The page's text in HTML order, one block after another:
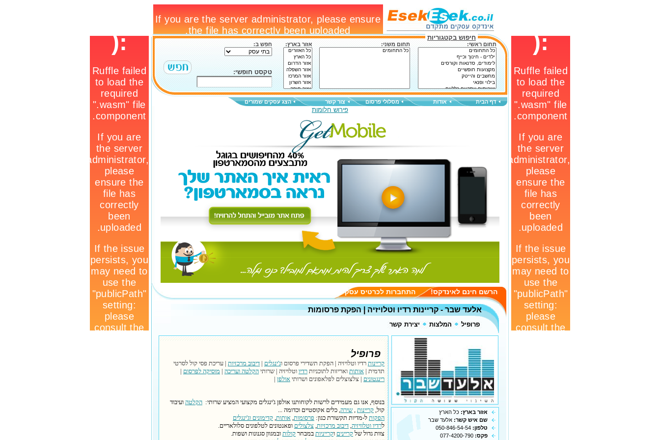
חיפוש בקטגוריות
תחום ראשי: תחום משני: אזור בארץ: חפש ב:
טקסט חופשי:
דף הבית אודות מסלולי פרסום צור קשר הצג עסקים שמורים
פירוש חלומות
הרשם חינם לאינדקס! התחברות לכרטיס עסק
אלעד שבר - קריינות רדיו וטלויזיה | הפקת פרסומות
פרופיל המלצות יצירת קשר
אזור בארץ: כל הארץ
שם איש קשר: אלעד שבר
טלפון:
פקס:
פרופיל
קריינות רדיו וטלויזיה | הפקת תשדירי פרסום וג'ינגלים | דיבוב מרכזיות | עריכת פסי קול לסרטי
תדמית | אותות ואריזות לתוכניות רדיו וטלויזיה | שרותי הקלטה ועריכה | מוסיקה לפרסום |
רינגטונים | צלצוצלים לפלאפונים ושרותי אולפן |
בנוסף, אנו גם מעמידים לרשות לקוחותנו אולפן ג'ינגלים מקצועי המציע שרותי: הקלטה ועיבוד
קול, קריינות , שירה, כלים אקוסטיים וכדומה ...
הפקות ל-מדיות תקשורת כגון: פרסומות, אותות, קדימונים וג'ינגלים
לרדיו וטלוויזיה, דיבוב מרכזיות, צלצולים ופאנטונים לטלפונים סלולאריים.
צוות גדול של קריינים וקרייניות במבחר קולות ובמגוון סגנונות ושפות.